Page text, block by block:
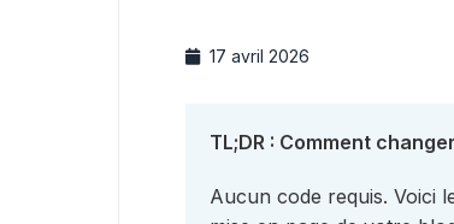
17 avril 2026
TL;DR : Comment
Aucun code requis. Voici